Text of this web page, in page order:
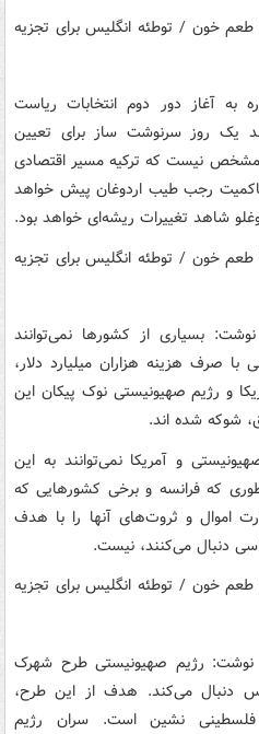
به آغاز دور دوم انتخابات ریاست
یک روز سرنوشت ساز برای تعیین
نیست که ترکیه مسیر اقتصادی
رجب طیب اردوغان پیش خواهد
شاهد تغییرات ریشه‌ای خواهد بود.
نوشت: بسیاری از کشورها نمی‌توانند
با صرف هزینه هزاران میلیارد دلار،
و رژیم صهیونیستی نوک پیکان این
شوکه شده اند.
و آمریکا نمی‌توانند به این
که فرانسه و برخی کشورهایی که
اموال و ثروت‌های آنها را با هدف
دنبال می‌کنند، نیست.
نوشت: رژیم صهیونیستی طرح شهرک
دنبال می‌کند. هدف از این طرح،
نشین است. سران رژیم